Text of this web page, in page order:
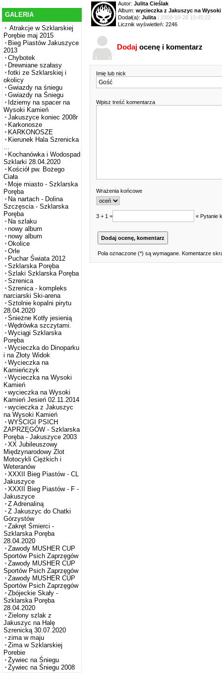
GALERIA
Atrakcje w Szklarskiej
Porębie maj 2015
Bieg Piastów Jakuszyce
2013
Chybotek
Drewniane szałasy
fotki ze Szklarskiej i
okolicy
Gwiazdy na śniegu
Gwiazdy na Śniegu
Idziemy na spacer na
Wysoki Kamień
Jakuszyce koniec 2008r
Karkonosze
KARKONOSZE
Kierunek Hala Szrenicka
...
Kochanówka i Wodospad
Szklarki 28.04.2020
Kościół pw. Bożego
Ciała
Moje miasto - Szklarska
Poręba
Na nartach - Dolina
Szczęscia - Szklarska
Poręba
Na szlaku
nowy album
nowy album
Okolice
Orle
Puchar Świata 2012
Szklarska Poręba
Szlaki Szklarska Poręba
Szrenica
Szrenica - kompleks
narciarski Ski-arena
Sztolnie kopalni pirytu
28.04.2020
Śnieżne Kotły jesienią
Wędrówka szczytami.
Wyciągi Szklarska
Poręba
Wycieczka do Dinoparku
i na Złoty Widok
Wycieczka na
Kamieńczyk
Wycieczka na Wysoki
Kamień
wycieczka na Wysoki
Kamień Jesień 02.11.2014
wycieczka z Jakuszyc
na Wysoki Kamień
WYŚCIGI PSICH
ZAPRZĘGÓW - Szklarska
Poręba - Jakuszyce 2003
XX Jubileuszowy
Międzynarodowy Zlot
Motocykli Ciężkich i
Weteranów
XXXII Bieg Piastów - CL
Jakuszyce
XXXII Bieg Piastów - F -
Jakuszyce
Z Adrenaliną
Z Jakuszyc do Chatki
Górzystów
Zakręt Śmierci -
Szklarska Poręba
28.04.2020
Zawody MUSHER CUP
Sportów Psich Zaprzęgów
Zawody MUSHER CUP
Sportów Psich Zaprzęgów
Zawody MUSHER CUP
Sportów Psich Zaprzęgów
Zbójeckie Skały -
Szklarska Poręba
28.04.2020
Zielony szlak z
Jakuszyc na Halę
Szrenicką 30.07.2020
zima w maju
Zima w Szklarskiej
Porebie
Żywiec na Śniegu
Żywiec na Śniegu 2008
Autor: Julita Cieślak
Album: wycieczka z Jakuszyc na
Dodał(a): Julita | 2008-10-28 10:45:22
Licznik wyświetleń: 2246
Dodaj ocenę i komentarz
Imię lub nick
Wpisz treść komentarza
Wrażenia końcowe
3 + 1 = « Pytanie
Pola oznaczone (*) są wymagane. Komentarze